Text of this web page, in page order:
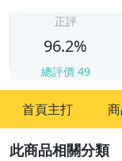
正評
96.2%
總評價 49
首頁主打
其它
[全店] 粉絲專享